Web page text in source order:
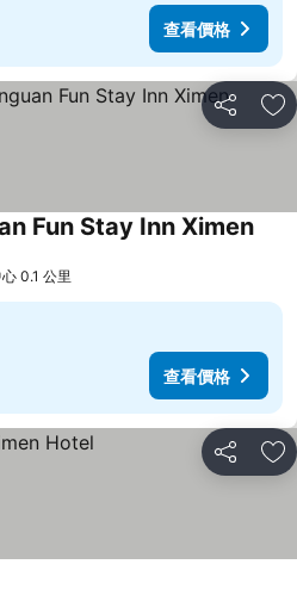
查看價格
分享 加
Fun Stay Inn Ximen
0.1 公里
查看價格
分享 加